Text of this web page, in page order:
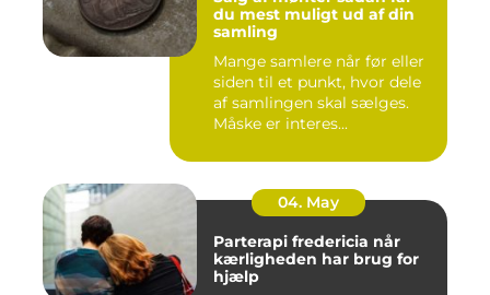
du mest muligt ud af din
samling
Mange samlere når før eller
siden til et punkt, hvor dele
af samlingen skal sælges.
Måske er interes...
04. May
Parterapi fredericia når
kærligheden har brug for
hjælp